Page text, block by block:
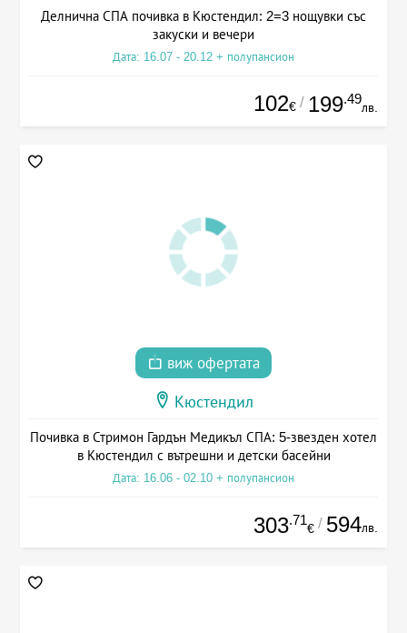
Делнична СПА почивка в Кюстендил: 2=3 нощувки със
закуски и вечери
Дата: 16.07 - 20.12 + полупансион
102€ / 199.49
лв.
виж офертата
Кюстендил
Почивка в Стримон Гардън Медикъл СПА: 5-звезден хотел
в Кюстендил с вътрешни и детски басейни
Дата: 16.06 - 02.10 + полупансион
303.71
€ / 594лв.